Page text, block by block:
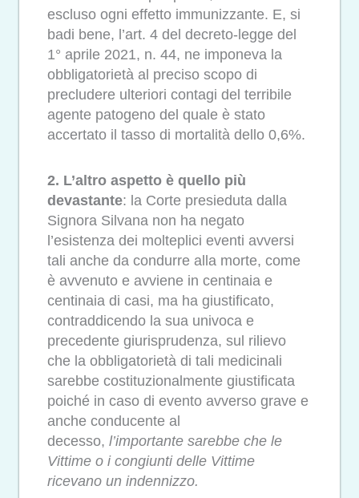
escluso ogni effetto immunizzante. E, si
badi bene, l’art. 4 del decreto-legge del
1° aprile 2021, n. 44, ne imponeva la
obbligatorietà al preciso scopo di
precludere ulteriori contagi del terribile
agente patogeno del quale è stato
accertato il tasso di mortalità dello 0,6%.
2. L’altro aspetto è quello più
devastante: la Corte presieduta dalla
Signora Silvana non ha negato
l’esistenza dei molteplici eventi avversi
tali anche da condurre alla morte, come
è avvenuto e avviene in centinaia e
centinaia di casi, ma ha giustificato,
contraddicendo la sua univoca e
precedente giurisprudenza, sul rilievo
che la obbligatorietà di tali medicinali
sarebbe costituzionalmente giustificata
poiché in caso di evento avverso grave e
anche conducente al
decesso, l’importante sarebbe che le
Vittime o i congiunti delle Vittime
ricevano un indennizzo.